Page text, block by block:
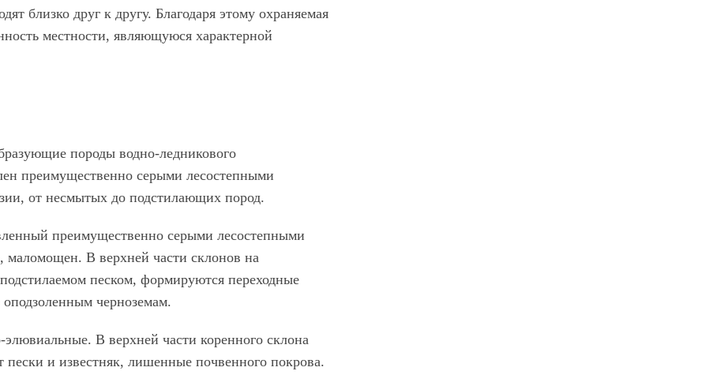
близко друг к другу. Благодаря этому охраняемая
местности, являющуюся характерной
породы водно-ледникового
преимущественно серыми лесостепными
от несмытых до подстилающих пород.
преимущественно серыми лесостепными
В верхней части склонов на
песком, формируются переходные
черноземам.
В верхней части коренного склона
и известняк, лишенные почвенного покрова.